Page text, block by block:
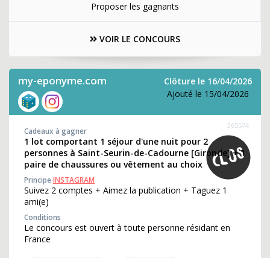
Proposer les gagnants
VOIR LE CONCOURS
my-eponyme.com
Clôture le 16/04/2026
Ajouté le 15/04/2026
365574
Cadeaux à gagner
1 lot comportant 1 séjour d'une nuit pour 2
personnes à Saint-Seurin-de-Cadourne [Gironde] + 1
paire de chaussures ou vêtement au choix
PrincipeINSTAGRAM
Suivez 2 comptes + Aimez la publication + Taguez 1
ami(e)
Conditions
Le concours est ouvert à toute personne résidant en
France